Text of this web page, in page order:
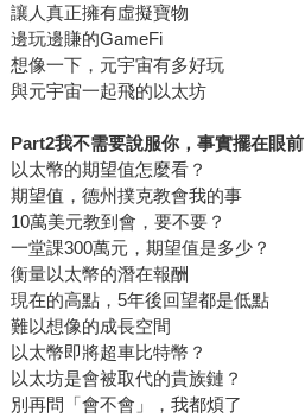
讓人真正擁有虛擬寶物
邊玩邊賺的GameFi
想像一下，元宇宙有多好玩
與元宇宙一起飛的以太坊
Part2我不需要說服你，事實擺在眼前
以太幣的期望值怎麼看？
期望值，德州撲克教會我的事
10萬美元教到會，要不要？
一堂課300萬元，期望值是多少？
衡量以太幣的潛在報酬
現在的高點，5年後回望都是低點
難以想像的成長空間
以太幣即將超車比特幣？
以太坊是會被取代的貴族鏈？
別再問「會不會」，我都煩了